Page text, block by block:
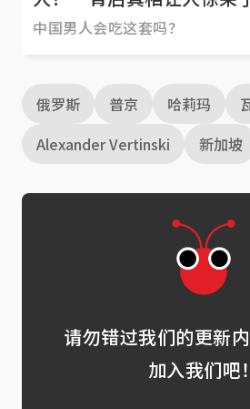
中国男人会吃这套吗？
俄罗斯 普京 哈莉玛
Alexander Vertinski
新加坡
请勿错过我们的更新内
加入我们吧！